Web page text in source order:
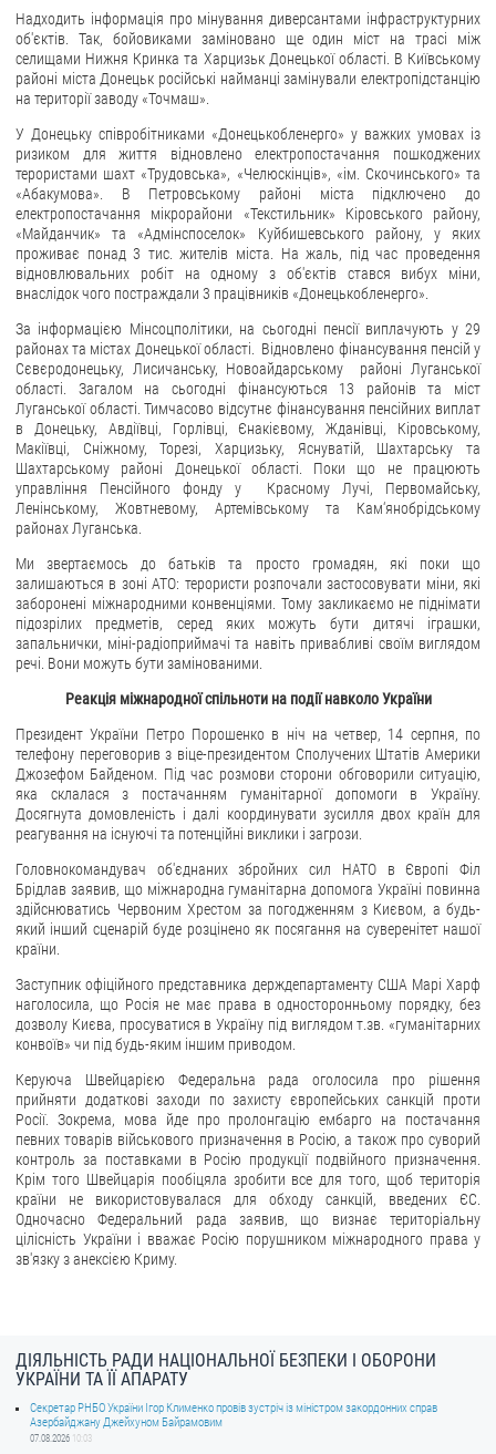
Надходить інформація про мінування диверсантами інфраструктурних
об'єктів. Так, бойовиками заміновано ще один міст на трасі між
селищами Нижня Кринка та Харцизьк Донецької області. В Київському
районі міста Донецьк російські найманці замінували електропідстанцію
на території заводу «Точмаш».
У Донецьку співробітниками «Донецькобленерго» у важких умовах із
ризиком для життя відновлено електропостачання пошкоджених
терористами шахт «Трудовська», «Челюскінців», «ім. Скочинського» та
«Абакумова». В Петровському районі міста підключено до
електропостачання мікрорайони «Текстильник» Кіровського району,
«Майданчик» та «Адмінспоселок» Куйбишевського району, у яких
проживає понад 3 тис. жителів міста. На жаль, під час проведення
відновлювальних робіт на одному з об'єктів стався вибух міни,
внаслідок чого постраждали 3 працівників «Донецькобленерго».
За інформацією Мінсоцполітики, на сьогодні пенсії виплачують у 29
районах та містах Донецької області. Відновлено фінансування пенсій у
Сєвєродонецьку, Лисичанську, Новоайдарському районі Луганської
області. Загалом на сьогодні фінансуються 13 районів та міст
Луганської області. Тимчасово відсутнє фінансування пенсійних виплат
в Донецьку, Авдіївці, Горлівці, Єнакієвому, Жданівці, Кіровському,
Макіївці, Сніжному, Торезі, Харцизьку, Яснуватій, Шахтарську та
Шахтарському районі Донецької області. Поки що не працюють
управління Пенсійного фонду у Красному Лучі, Первомайську,
Ленінському, Жовтневому, Артемівському та Кам‘янобрідському
районах Луганська.
Ми звертаємось до батьків та просто громадян, які поки що
залишаються в зоні АТО: терористи розпочали застосовувати міни, які
заборонені міжнародними конвенціями. Тому закликаємо не піднімати
підозрілих предметів, серед яких можуть бути дитячі іграшки,
запальнички, міні-радіоприймачі та навіть привабливі своїм виглядом
речі. Вони можуть бути замінованими.
Реакція міжнародної спільноти на події навколо України
Президент України Петро Порошенко в ніч на четвер, 14 серпня, по
телефону переговорив з віце-президентом Сполучених Штатів Америки
Джозефом Байденом. Під час розмови сторони обговорили ситуацію,
яка склалася з постачанням гуманітарної допомоги в Україну.
Досягнута домовленість і далі координувати зусилля двох країн для
реагування на існуючі та потенційні виклики і загрози.
Головнокомандувач об'єднаних збройних сил НАТО в Європі Філ
Брідлав заявив, що міжнародна гуманітарна допомога Україні повинна
здійснюватись Червоним Хрестом за погодженням з Києвом, а будь-
який інший сценарій буде розцінено як посягання на суверенітет нашої
країни.
Заступник офіційного представника держдепартаменту США Марі Харф
наголосила, що Росія не має права в односторонньому порядку, без
дозволу Києва, просуватися в Україну під виглядом т.зв. «гуманітарних
конвоїв» чи під будь-яким іншим приводом.
Керуюча Швейцарією Федеральна рада оголосила про рішення
прийняти додаткові заходи по захисту європейських санкцій проти
Росії. Зокрема, мова йде про пролонгацію ембарго на постачання
певних товарів військового призначення в Росію, а також про суворий
контроль за поставками в Росію продукції подвійного призначення.
Крім того Швейцарія пообіцяла зробити все для того, щоб територія
країни не використовувалася для обходу санкцій, введених ЄС.
Одночасно Федеральний рада заявив, що визнає територіальну
цілісність України і вважає Росію порушником міжнародного права у
зв'язку з анексією Криму.
ДІЯЛЬНІСТЬ РАДИ НАЦІОНАЛЬНОЇ БЕЗПЕКИ І ОБОРОНИ
УКРАЇНИ ТА ЇЇ АПАРАТУ
Секретар РНБО України Ігор Клименко провів зустріч із міністром закордонних справ
Азербайджану Джейхуном Байрамовим
07.08.2026 10:03